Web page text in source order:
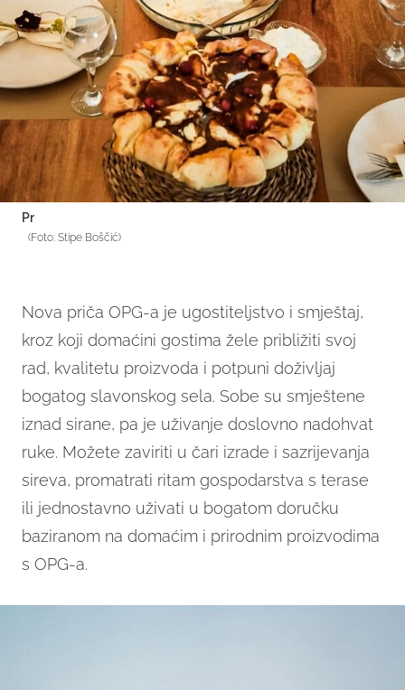
Pr
(Foto: Stipe Boščić)
Nova priča OPG-a je ugostiteljstvo i smještaj,
kroz koji domaćini gostima žele približiti svoj
rad, kvalitetu proizvoda i potpuni doživljaj
bogatog slavonskog sela. Sobe su smještene
iznad sirane, pa je uživanje doslovno nadohvat
ruke. Možete zaviriti u čari izrade i sazrijevanja
sireva, promatrati ritam gospodarstva s terase
ili jednostavno uživati u bogatom doručku
baziranom na domaćim i prirodnim proizvodima
s OPG-a.